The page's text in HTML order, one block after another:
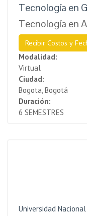
Tecnología en
Tecnología en
Recibir Costos y
Modalidad:
Virtual
Ciudad:
Bogota, Bogotá
Duración:
6 SEMESTRES
Universidad